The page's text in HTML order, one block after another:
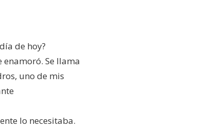
de hoy?
Se llama
uno de mis
lo necesitaba.